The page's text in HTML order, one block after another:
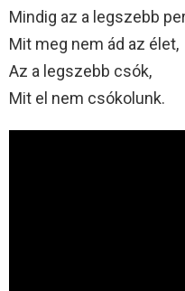
Mindig az a legszebb
Mit meg nem ád az élet,
Az a legszebb csók,
Mit el nem csókolunk.